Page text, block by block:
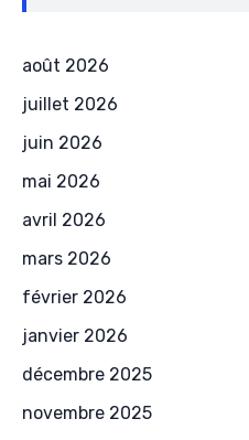
août 2026
juillet 2026
juin 2026
mai 2026
avril 2026
mars 2026
février 2026
janvier 2026
décembre 2025
novembre 2025